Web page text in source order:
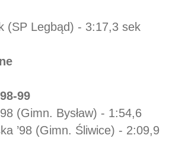
(SP Legbąd) - 3:17,3 sek
99
(Gimn. Bysław) - 1:54,6
’98 (Gimn. Śliwice) - 2:09,9